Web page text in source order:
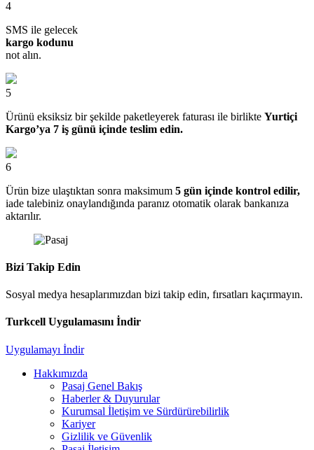
4
SMS ile gelecek
kargo kodunu
not alın.
5
Ürünü eksiksiz bir şekilde paketleyerek faturası ile birlikte Yurtiçi
Kargo’ya 7 iş günü içinde teslim edin.
6
Ürün bize ulaştıktan sonra maksimum 5 gün içinde kontrol edilir,
iade talebiniz onaylandığında paranız otomatik olarak bankanıza
aktarılır.
Bizi Takip Edin
Sosyal medya hesaplarımızdan bizi takip edin, fırsatları kaçırmayın.
Turkcell Uygulamasını İndir
Uygulamayı İndir
Hakkımızda
Pasaj Genel Bakış
Haberler & Duyurular
Kurumsal İletişim ve Sürdürürebilirlik
Kariyer
Gizlilik ve Güvenlik